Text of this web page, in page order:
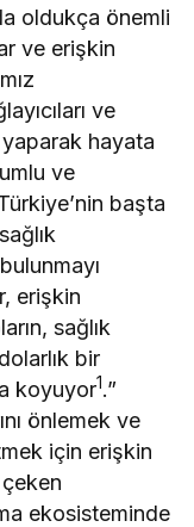
oldukça önemli
ve erişkin
ve
hayata
ve
başta
erişkin
sağlık
bir
koyuyor1.”
önlemek ve
için erişkin
çeken
ekosisteminde